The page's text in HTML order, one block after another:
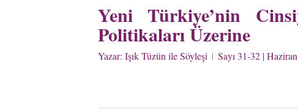
Yeni Türkiye’nin
Politikaları Üzerine
Yazar:Işık Tüzün ile Söyleşi Sayı 31-32 |